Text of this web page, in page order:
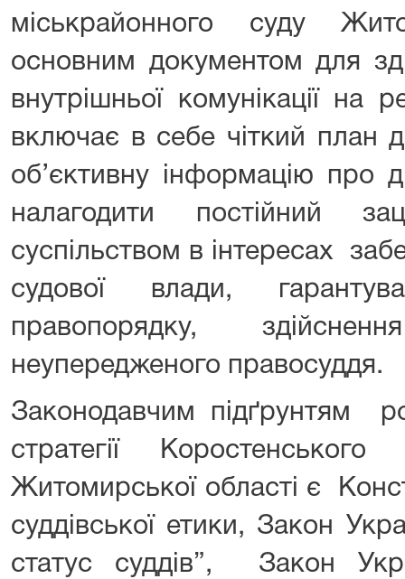
міськрайонного суду
основним документом для
внутрішньої комунікації на
включає в себе чіткий план
об’єктивну інформацію про
налагодити постійний
суспільством в інтересах
судової влади,
правопорядку,
неупередженого правосуддя.
Законодавчим підґрунтям
стратегії
Житомирської області є
суддівської етики, Закон
статус суддів”, Закон